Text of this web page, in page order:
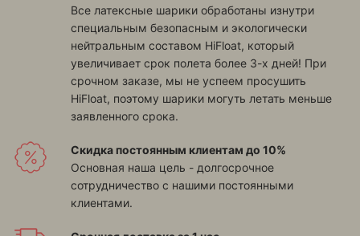
Все латексные шарики обработаны изнутри
специальным безопасным и экологически
нейтральным составом HiFloat, который
увеличивает срок полета более 3-х дней! При
срочном заказе, мы не успеем просушить
HiFloat, поэтому шарики могуть летать меньше
заявленного срока.
Скидка постоянным клиентам до 10%
Основная наша цель - долгосрочное
сотрудничество с нашими постоянными
клиентами.